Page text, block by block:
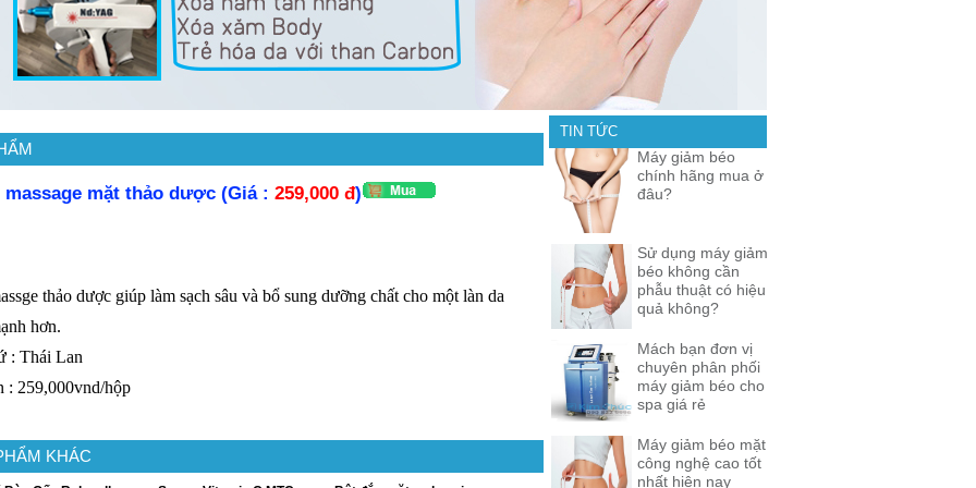
massage mặt thảo dược (Giá : 259,000 đ)
thảo dược giúp làm sạch sâu và bổ sung dưỡng chất cho một làn da
hơn.
: Thái Lan
: 259,000vnd/hộp
KHÁC
TIN TỨC
Máy giảm béo
chính hãng mua ở
đâu?
Sử dụng máy giảm
béo không cần
phẫu thuật có hiệu
quả không?
Mách bạn đơn vị
chuyên phân phối
máy giảm béo cho
spa giá rẻ
Máy giảm béo mặt
công nghệ cao tốt
nhất hiện nay